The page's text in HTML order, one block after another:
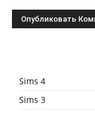
Sims 4
Sims 3